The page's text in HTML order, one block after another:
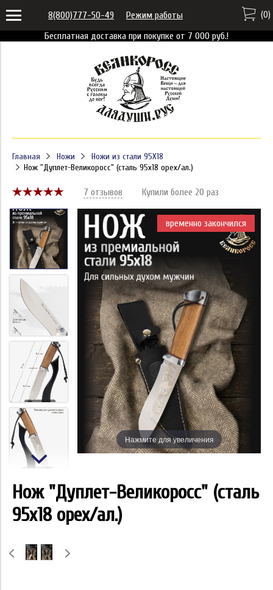
Бесплатная доставка при покупке от 7 000 руб.!
8(800)777-50-49 Режим работы (0)
Главная Ножи
Ножи из стали 95X18
Нож "Дуплет-Великоросс" (сталь 95х18 орех/ал.)
7 отзывов Купили более 20 раз
временно закончился
Нажмите для увеличения
Нож "Дуплет-Великоросс" (сталь
95х18 орех/ал.)